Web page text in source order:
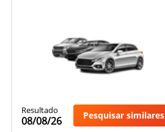
Resultado
08/08/26 Pesquisar similares